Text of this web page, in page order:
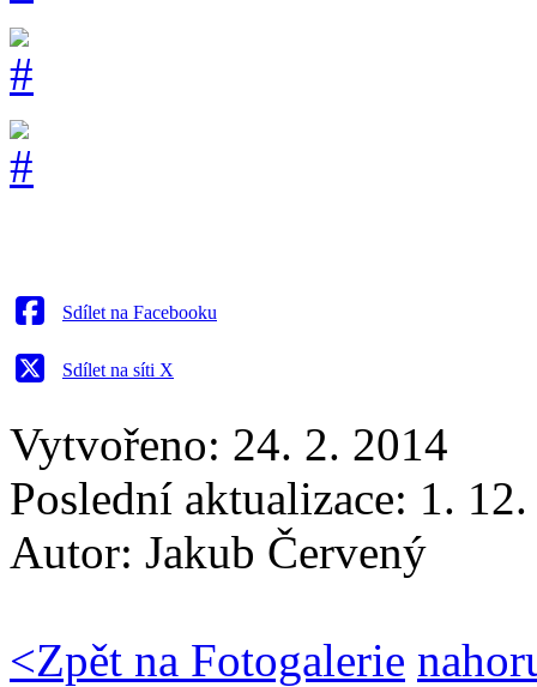
Sdílet na Facebooku
Sdílet na síti X
Vytvořeno: 24. 2. 2014
Poslední aktualizace: 1.
Autor: Jakub Červený
<Zpět na Fotogalerie